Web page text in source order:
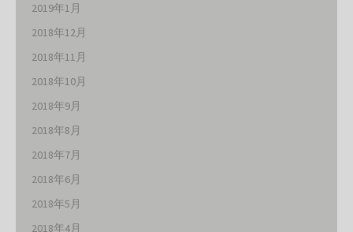
2019年1月
2018年12月
2018年11月
2018年10月
2018年9月
2018年8月
2018年7月
2018年6月
2018年5月
2018年4月